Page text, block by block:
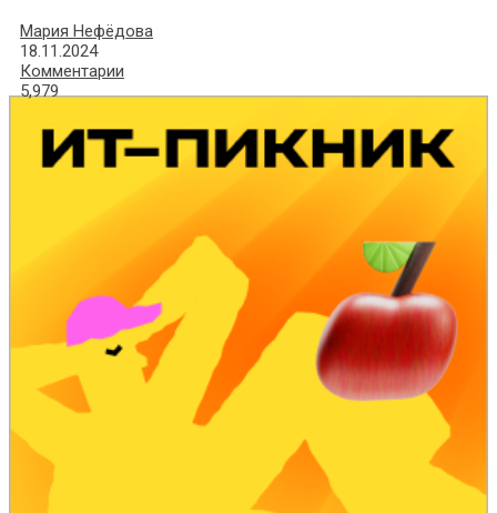
Мария Нефёдова
18.11.2024
Комментарии
5,979